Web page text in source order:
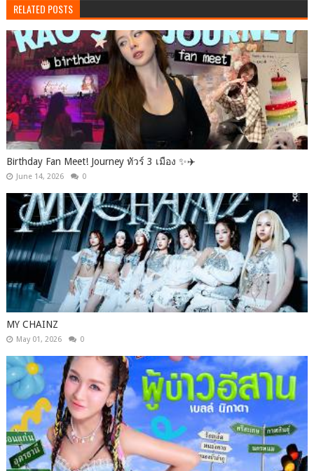
RELATED POSTS
Birthday Fan Meet! Journey ทัวร์ 3 เมือง ✨✈️
June 14, 2026 0
MY CHAINZ
May 01, 2026 0